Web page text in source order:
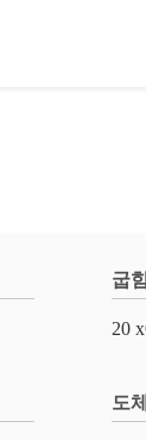
굽
20
도